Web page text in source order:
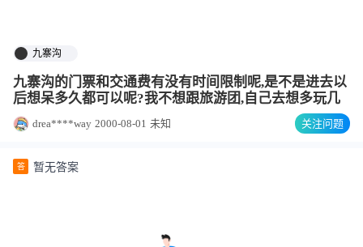
九寨沟
九寨沟的门票和交通费有没有时间限制呢,是不是进去以
后想呆多久都可以呢?我不想跟旅游团,自己去想多玩几
drea****way 2000-08-01 未知 关注问题
答 暂无答案